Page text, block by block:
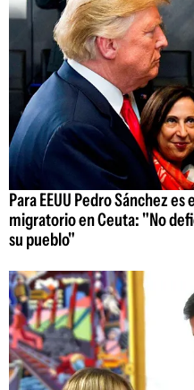
Para EEUU Pedro Sánchez
migratorio en Ceuta: "No
su pueblo"